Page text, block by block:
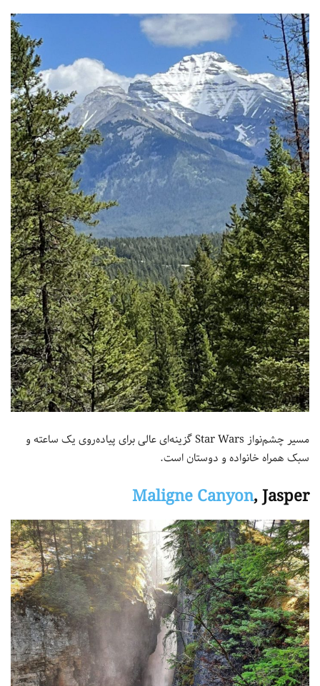
مسیر چشم‌نواز Star Wars گزینه‌ای عالی برای پیاده‌روی یک ساعته و
سبک همراه خانواده و دوستان است.
Maligne Canyon, Jasper